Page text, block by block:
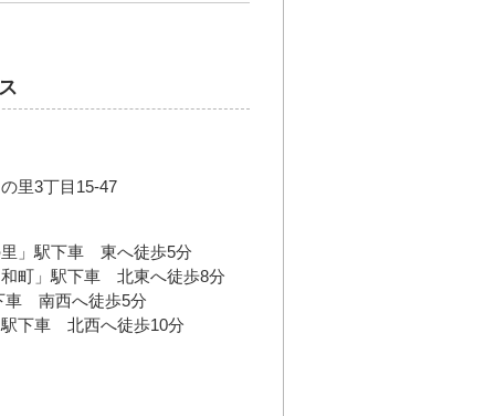
里3丁目15-47
」駅下車 東へ徒歩5分
町」駅下車 北東へ徒歩8分
車 南西へ徒歩5分
下車 北西へ徒歩10分